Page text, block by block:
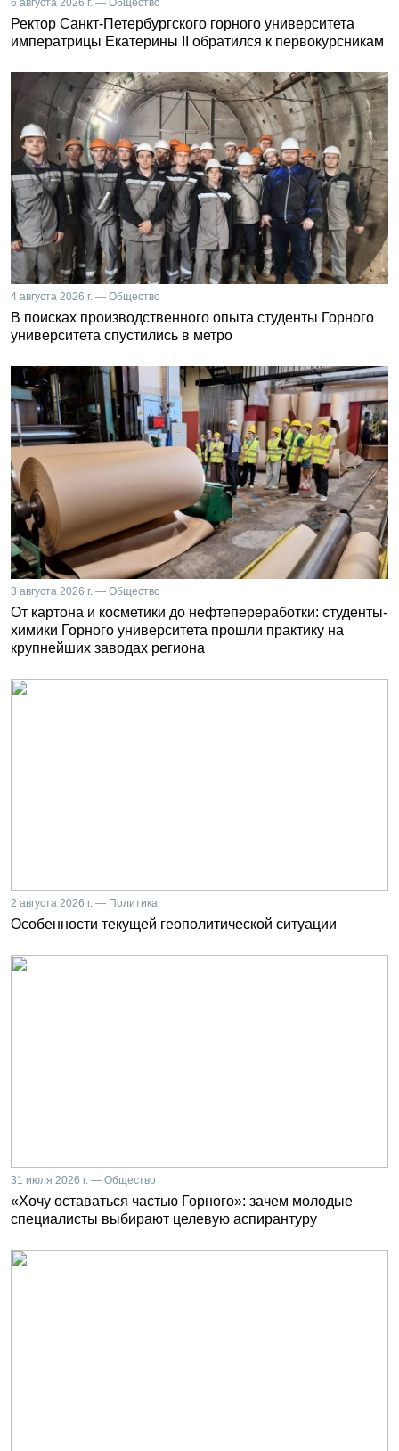
Ректор Санкт-Петербургского горного университета
императрицы Екатерины II обратился к первокурсникам
4 августа 2026 г. — Общество
В поисках производственного опыта студенты Горного
университета спустились в метро
3 августа 2026 г. — Общество
От картона и косметики до нефтепереработки: студенты-
химики Горного университета прошли практику на
крупнейших заводах региона
2 августа 2026 г. — Политика
Особенности текущей геополитической ситуации
31 июля 2026 г. — Общество
«Хочу оставаться частью Горного»: зачем молодые
специалисты выбирают целевую аспирантуру